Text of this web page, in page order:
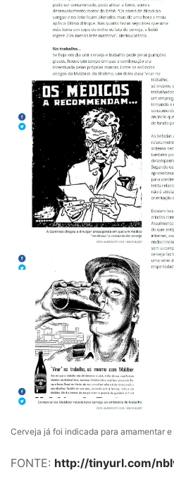
Cerveja já foi indicada para amamentar
FONTE: http://tinyurl.com/